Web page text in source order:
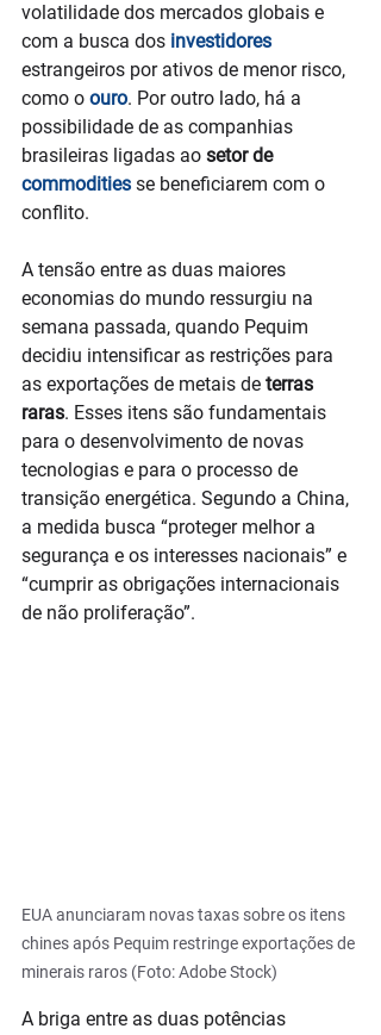
volatilidade dos mercados globais e
com a busca dos investidores
estrangeiros por ativos de menor risco,
como o ouro. Por outro lado, há a
possibilidade de as companhias
brasileiras ligadas ao setor de
commodities se beneficiarem com o
conflito.
A tensão entre as duas maiores
economias do mundo ressurgiu na
semana passada, quando Pequim
decidiu intensificar as restrições para
as exportações de metais de terras
raras. Esses itens são fundamentais
para o desenvolvimento de novas
tecnologias e para o processo de
transição energética. Segundo a China,
a medida busca “proteger melhor a
segurança e os interesses nacionais” e
“cumprir as obrigações internacionais
de não proliferação”.
EUA anunciaram novas taxas sobre os itens
chines após Pequim restringe exportações de
minerais raros (Foto: Adobe Stock)
A briga entre as duas potências